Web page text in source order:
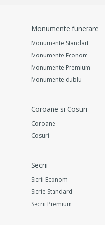
Monumente funerare
Monumente Standart
Monumente Econom
Monumente Premium
Monumente dublu
Coroane si Cosuri
Coroane
Cosuri
Secrii
Sicrii Econom
Sicrie Standard
Secrii Premium